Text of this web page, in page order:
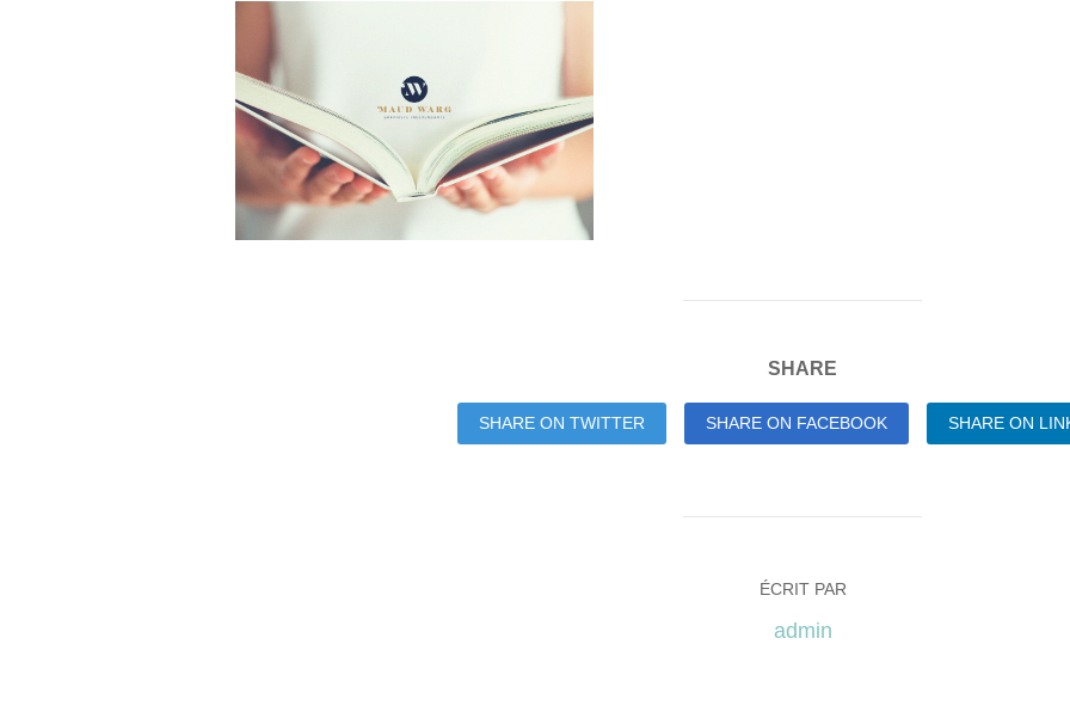
SHARE
SHARE ON TWITTER SHARE ON FACEBOOK SHARE ON
ÉCRIT PAR
admin